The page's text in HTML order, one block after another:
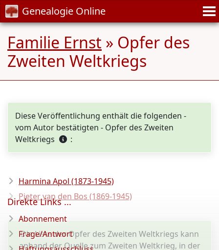
Genealogie Online
Familie Ernst » Opfer des
Zweiten Weltkriegs
Diese Veröffentlichung enthält die folgenden -
vom Autor bestätigten - Opfer des Zweiten
Weltkriegs
:
Harmina Apol (1873-1945)
Pieter van den Bos (1869-1945)
Die Liste der Opfer des Zweiten Weltkriegs kann
anhand der Quelle zum Zweiten Weltkrieg, in der
Direkte Links ...
Abonnement
Frage/Antwort